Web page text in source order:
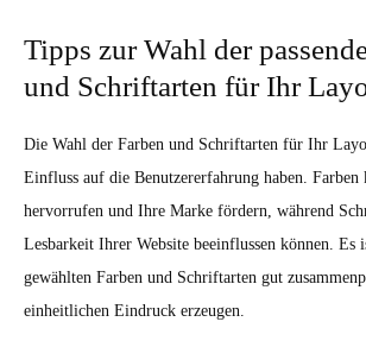
Tipps zur Wahl der
und Schriftarten für Ihr
Die Wahl der Farben und Schriftarten für Ihr
Einfluss auf die Benutzererfahrung haben. Farben
hervorrufen und Ihre Marke fördern, während
Lesbarkeit Ihrer Website beeinflussen können. Es
gewählten Farben und Schriftarten gut
einheitlichen Eindruck erzeugen.